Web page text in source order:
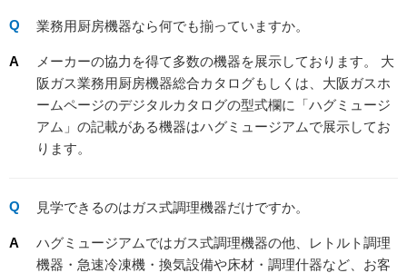
業務用厨房機器なら何でも揃っていますか。
メーカーの協力を得て多数の機器を展示しております。 大
阪ガス業務用厨房機器総合カタログもしくは、大阪ガスホ
ームページのデジタルカタログの型式欄に「ハグミュージ
アム」の記載がある機器はハグミュージアムで展示してお
ります。
見学できるのはガス式調理機器だけですか。
ハグミュージアムではガス式調理機器の他、レトルト調理
機器・急速冷凍機・換気設備や床材・調理什器など、お客